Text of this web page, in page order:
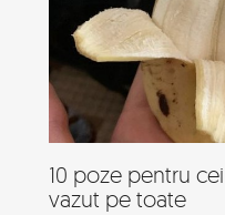
10 poze pentru
vazut pe toate